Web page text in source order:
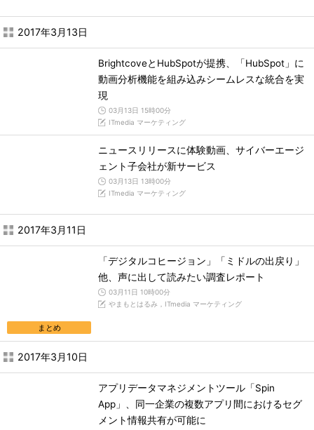
2017年3月13日
BrightcoveとHubSpotが提携、「HubSpot」に
動画分析機能を組み込みシームレスな統合を実
現
03月13日 15時00分
ITmedia マーケティング
ニュースリリースに体験動画、サイバーエージ
ェント子会社が新サービス
03月13日 13時00分
ITmedia マーケティング
2017年3月11日
まとめ
「デジタルコヒージョン」「ミドルの出戻り」
他、声に出して読みたい調査レポート
03月11日 10時00分
やまもとはるみ，ITmedia マーケティング
2017年3月10日
アプリデータマネジメントツール「Spin
App」、同一企業の複数アプリ間におけるセグ
メント情報共有が可能に